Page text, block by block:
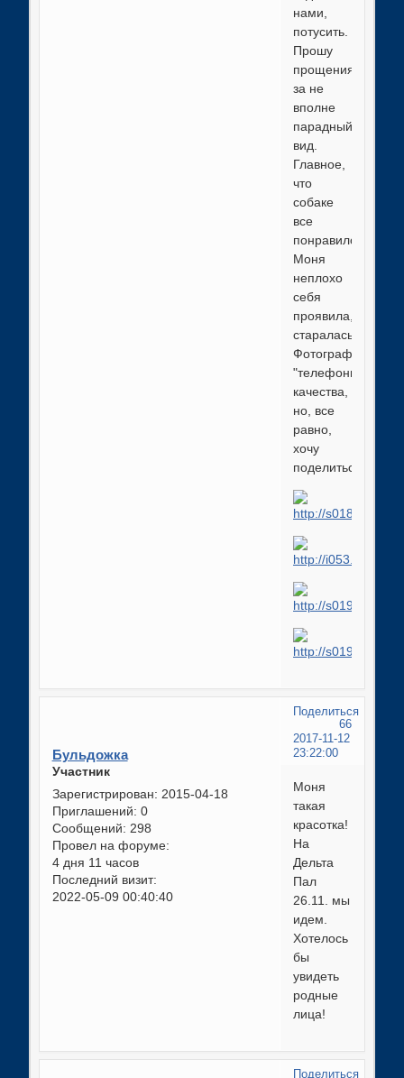
нами,
потусить.
Прошу
прощения
за не
вполне
парадный
вид.
Главное,
что
собаке
все
понравилось.
Моня
неплохо
себя
проявила,
старалась.
Фотографии
"телефонного"
качества,
но, все
равно,
хочу
поделиться:
Поделиться
66
2017-11-12
23:22:00
Бульдожка
Участник
Зарегистрирован: 2015-04-18
Приглашений: 0
Сообщений: 298
Провел на форуме:
4 дня 11 часов
Последний визит:
2022-05-09 00:40:40
Моня
такая
красотка!
На
Дельта
Пал
26.11. мы
идем.
Хотелось
бы
увидеть
родные
лица!
Поделиться